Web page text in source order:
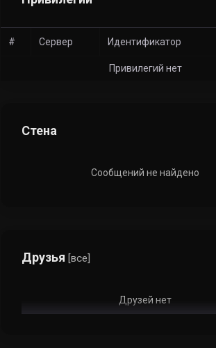
Друзья [все]
Друзей нет
# Сервер Идентификатор
Привилегий нет
Стена
Сообщений не найдено